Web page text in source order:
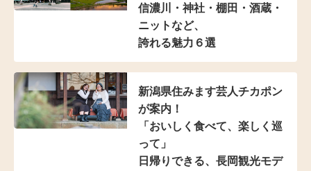
信濃川・神社・棚田・ 酒蔵・
ニットなど、
誇れる魅力６選
新潟県住みます芸人チカポン
が案内！
「おいしく食べて、 楽しく巡
って」
日帰りできる、 長岡観光モデ